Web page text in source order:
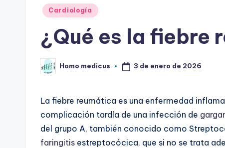
Publicado
Cardiología
¿Qué es la fiebre
Publicado
por
Homo medicus 3 de enero de 2026
La fiebre reumática es una enfermedad
complicación tardía de una infección de
del grupo A, también conocido como
faringitis estreptocócica, que si no se trata